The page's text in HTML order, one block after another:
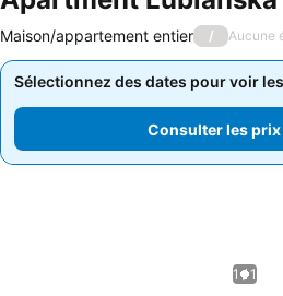
Maison/appartement entier / Aucune
Sélectionnez des dates pour voir
Consulter les
Sélectionnez des dates pour voir
Consulter les prix
1 / 1